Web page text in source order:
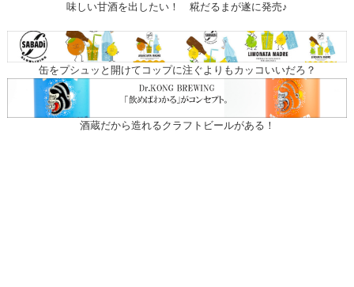
味しい甘酒を出したい！ 糀だるまが遂に発売♪
缶をプシュッと開けてコップに注ぐよりもカッコいいだろ？
酒蔵だから造れるクラフトビールがある！